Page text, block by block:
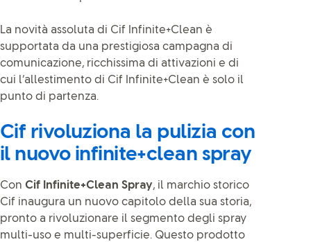
La novità assoluta di Cif Infinite+Clean è
supportata da una prestigiosa campagna di
comunicazione, ricchissima di attivazioni e di
cui l’allestimento di Cif Infinite+Clean è solo il
punto di partenza.
Cif rivoluziona la pulizia con
il nuovo infinite+clean spray
Con Cif Infinite+Clean Spray, il marchio storico
Cif inaugura un nuovo capitolo della sua storia,
pronto a rivoluzionare il segmento degli spray
multi-uso e multi-superficie. Questo prodotto